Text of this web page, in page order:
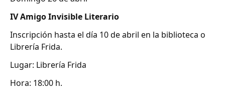
IV Amigo Invisible Literario
Inscripción hasta el día 10 de abril en la biblioteca o
Librería Frida.
Lugar: Librería Frida
Hora: 18:00 h.